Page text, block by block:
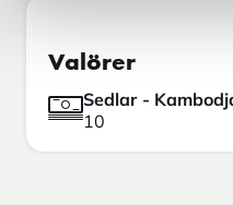
Valörer
Sedlar -
10